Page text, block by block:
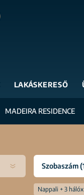
LAKÁSKERESŐ
MADEIRA RESIDENCE
Szobaszám
Nappali + 3 hálóx